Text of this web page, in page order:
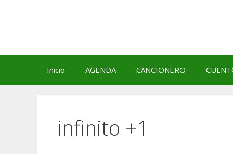
Inicio AGENDA CANCIONERO
infinito +1